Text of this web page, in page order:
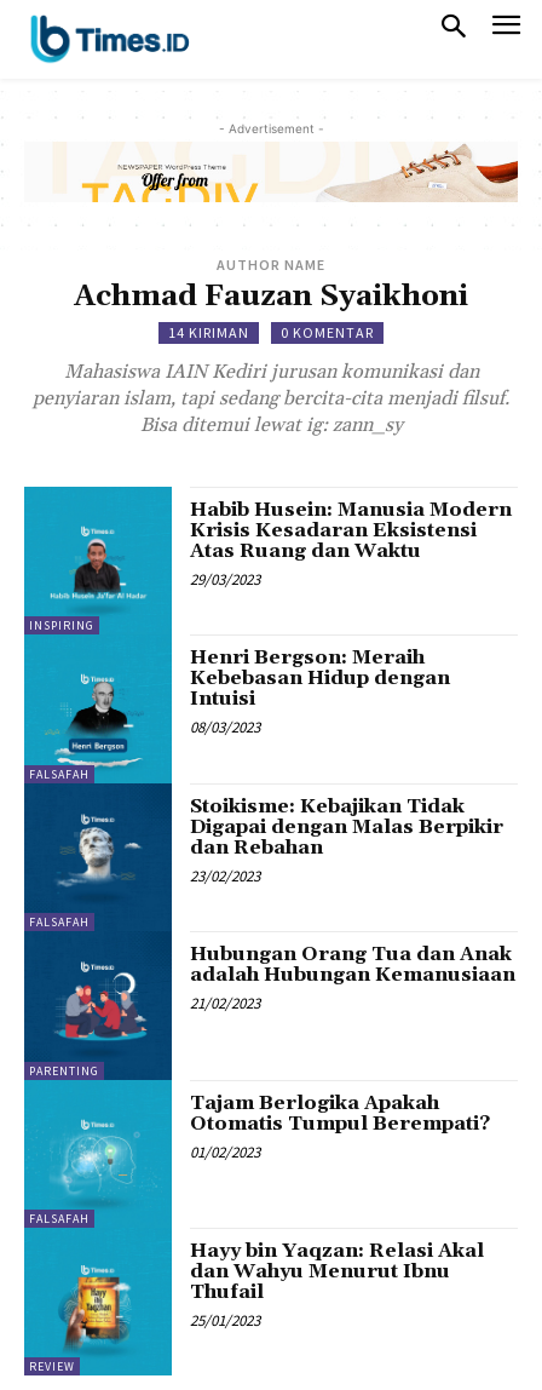
- Advertisement -
AUTHOR NAME
Achmad Fauzan Syaikhoni
14 KIRIMAN 0 KOMENTAR
Mahasiswa IAIN Kediri jurusan komunikasi dan
penyiaran islam, tapi sedang bercita-cita menjadi filsuf.
Bisa ditemui lewat ig: zann_sy
INSPIRING
Habib Husein: Manusia Modern
Krisis Kesadaran Eksistensi
Atas Ruang dan Waktu
29/03/2023
FALSAFAH
Henri Bergson: Meraih
Kebebasan Hidup dengan
Intuisi
08/03/2023
FALSAFAH
Stoikisme: Kebajikan Tidak
Digapai dengan Malas Berpikir
dan Rebahan
23/02/2023
PARENTING
Hubungan Orang Tua dan Anak
adalah Hubungan Kemanusiaan
21/02/2023
FALSAFAH
Tajam Berlogika Apakah
Otomatis Tumpul Berempati?
01/02/2023
REVIEW
Hayy bin Yaqzan: Relasi Akal
dan Wahyu Menurut Ibnu
Thufail
25/01/2023